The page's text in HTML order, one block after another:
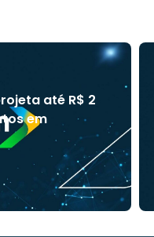
até R$ 2
em